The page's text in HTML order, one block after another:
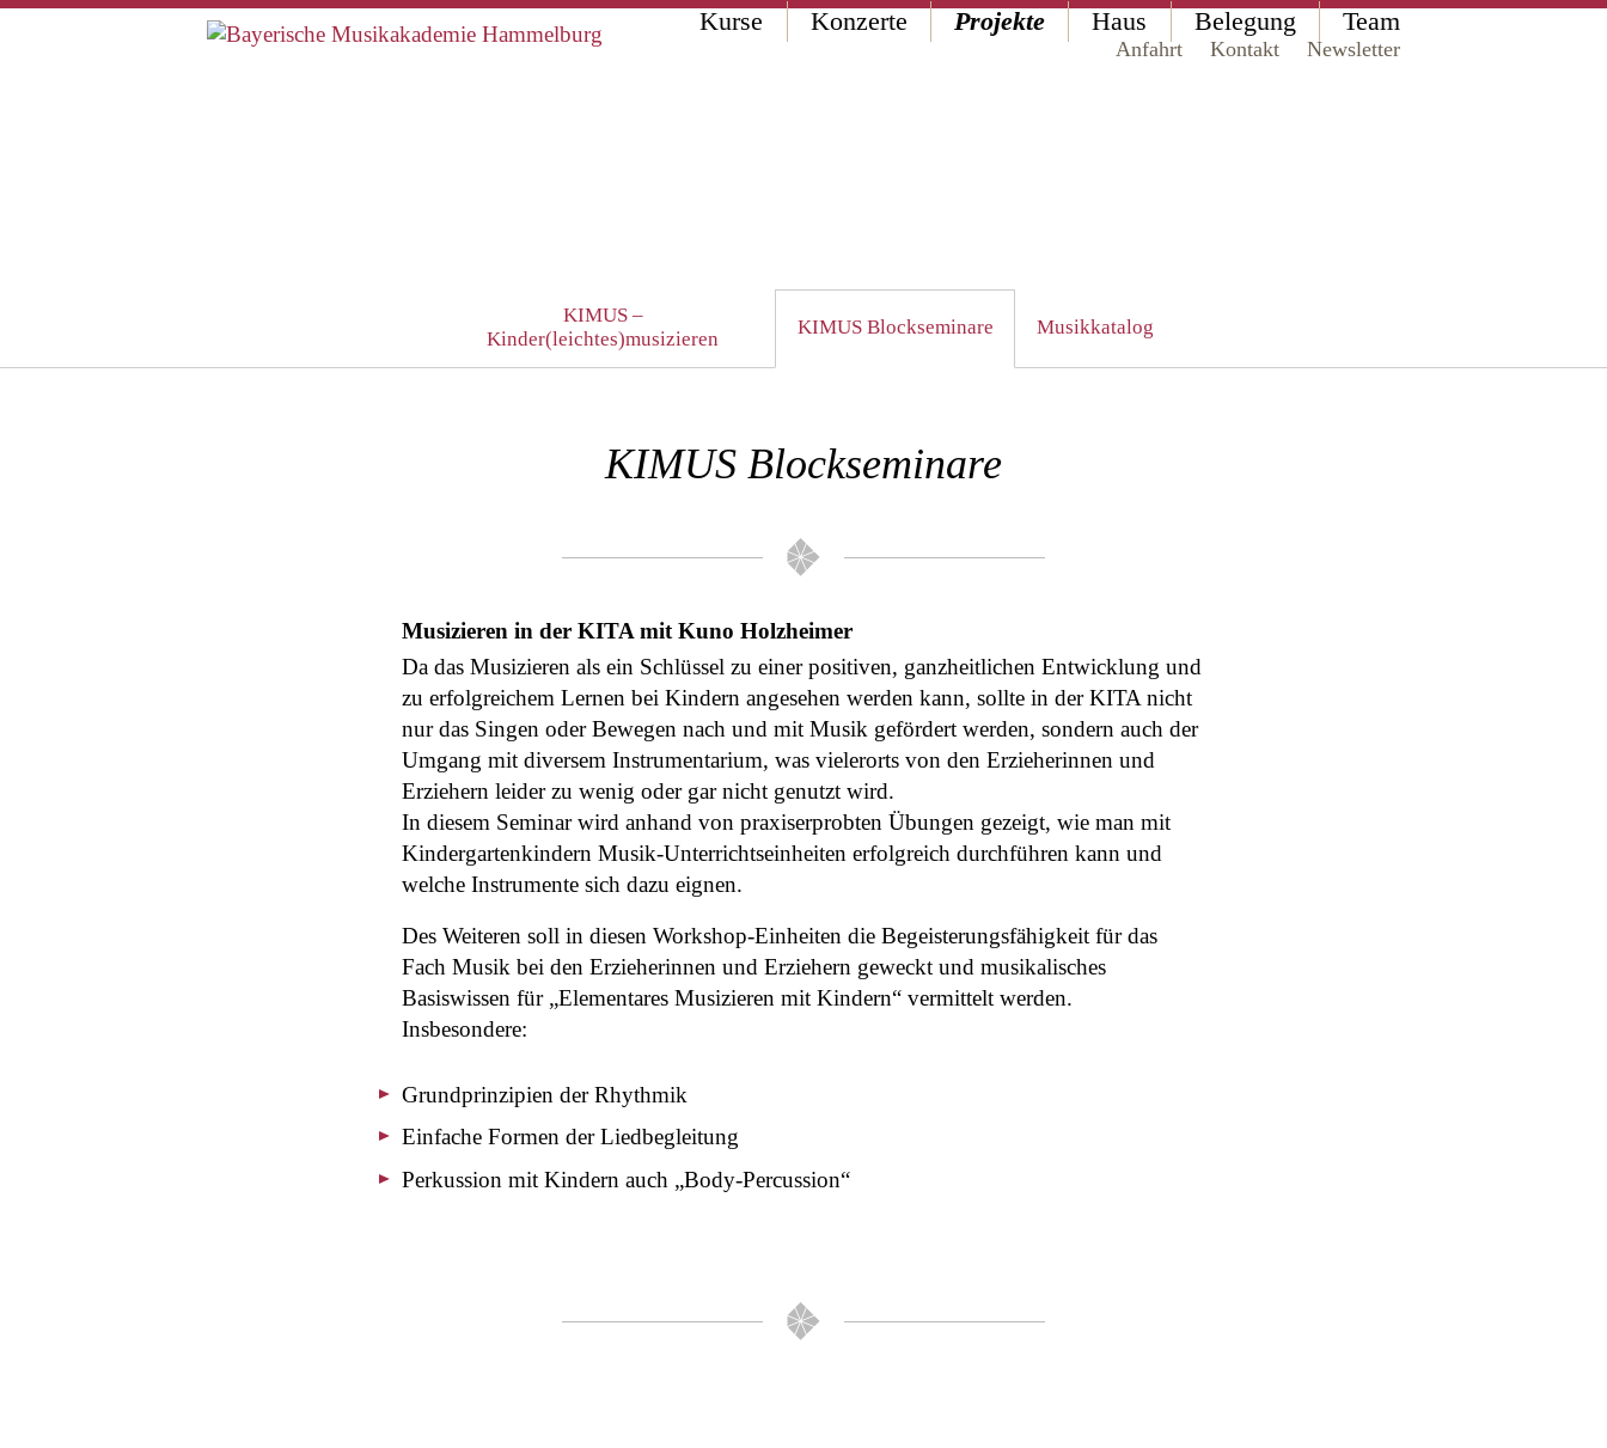
Anfahrt Kontakt Newsletter
Kurse Konzerte Projekte Haus Belegung Team
KIMUS –
Kinder(leichtes)musizieren
KIMUS Blockseminare Musikkatalog
KIMUS Blockseminare
Musizieren in der KITA mit Kuno Holzheimer
Da das Musizieren als ein Schlüssel zu einer positiven, ganzheitlichen Entwicklung und
zu erfolgreichem Lernen bei Kindern angesehen werden kann, sollte in der KITA nicht
nur das Singen oder Bewegen nach und mit Musik gefördert werden, sondern auch der
Umgang mit diversem Instrumentarium, was vielerorts von den Erzieherinnen und
Erziehern leider zu wenig oder gar nicht genutzt wird.
In diesem Seminar wird anhand von praxiserprobten Übungen gezeigt, wie man mit
Kindergartenkindern Musik-Unterrichtseinheiten erfolgreich durchführen kann und
welche Instrumente sich dazu eignen.
Des Weiteren soll in diesen Workshop-Einheiten die Begeisterungsfähigkeit für das
Fach Musik bei den Erzieherinnen und Erziehern geweckt und musikalisches
Basiswissen für „Elementares Musizieren mit Kindern“ vermittelt werden.
Insbesondere:
Grundprinzipien der Rhythmik
Einfache Formen der Liedbegleitung
Perkussion mit Kindern auch „Body-Percussion“